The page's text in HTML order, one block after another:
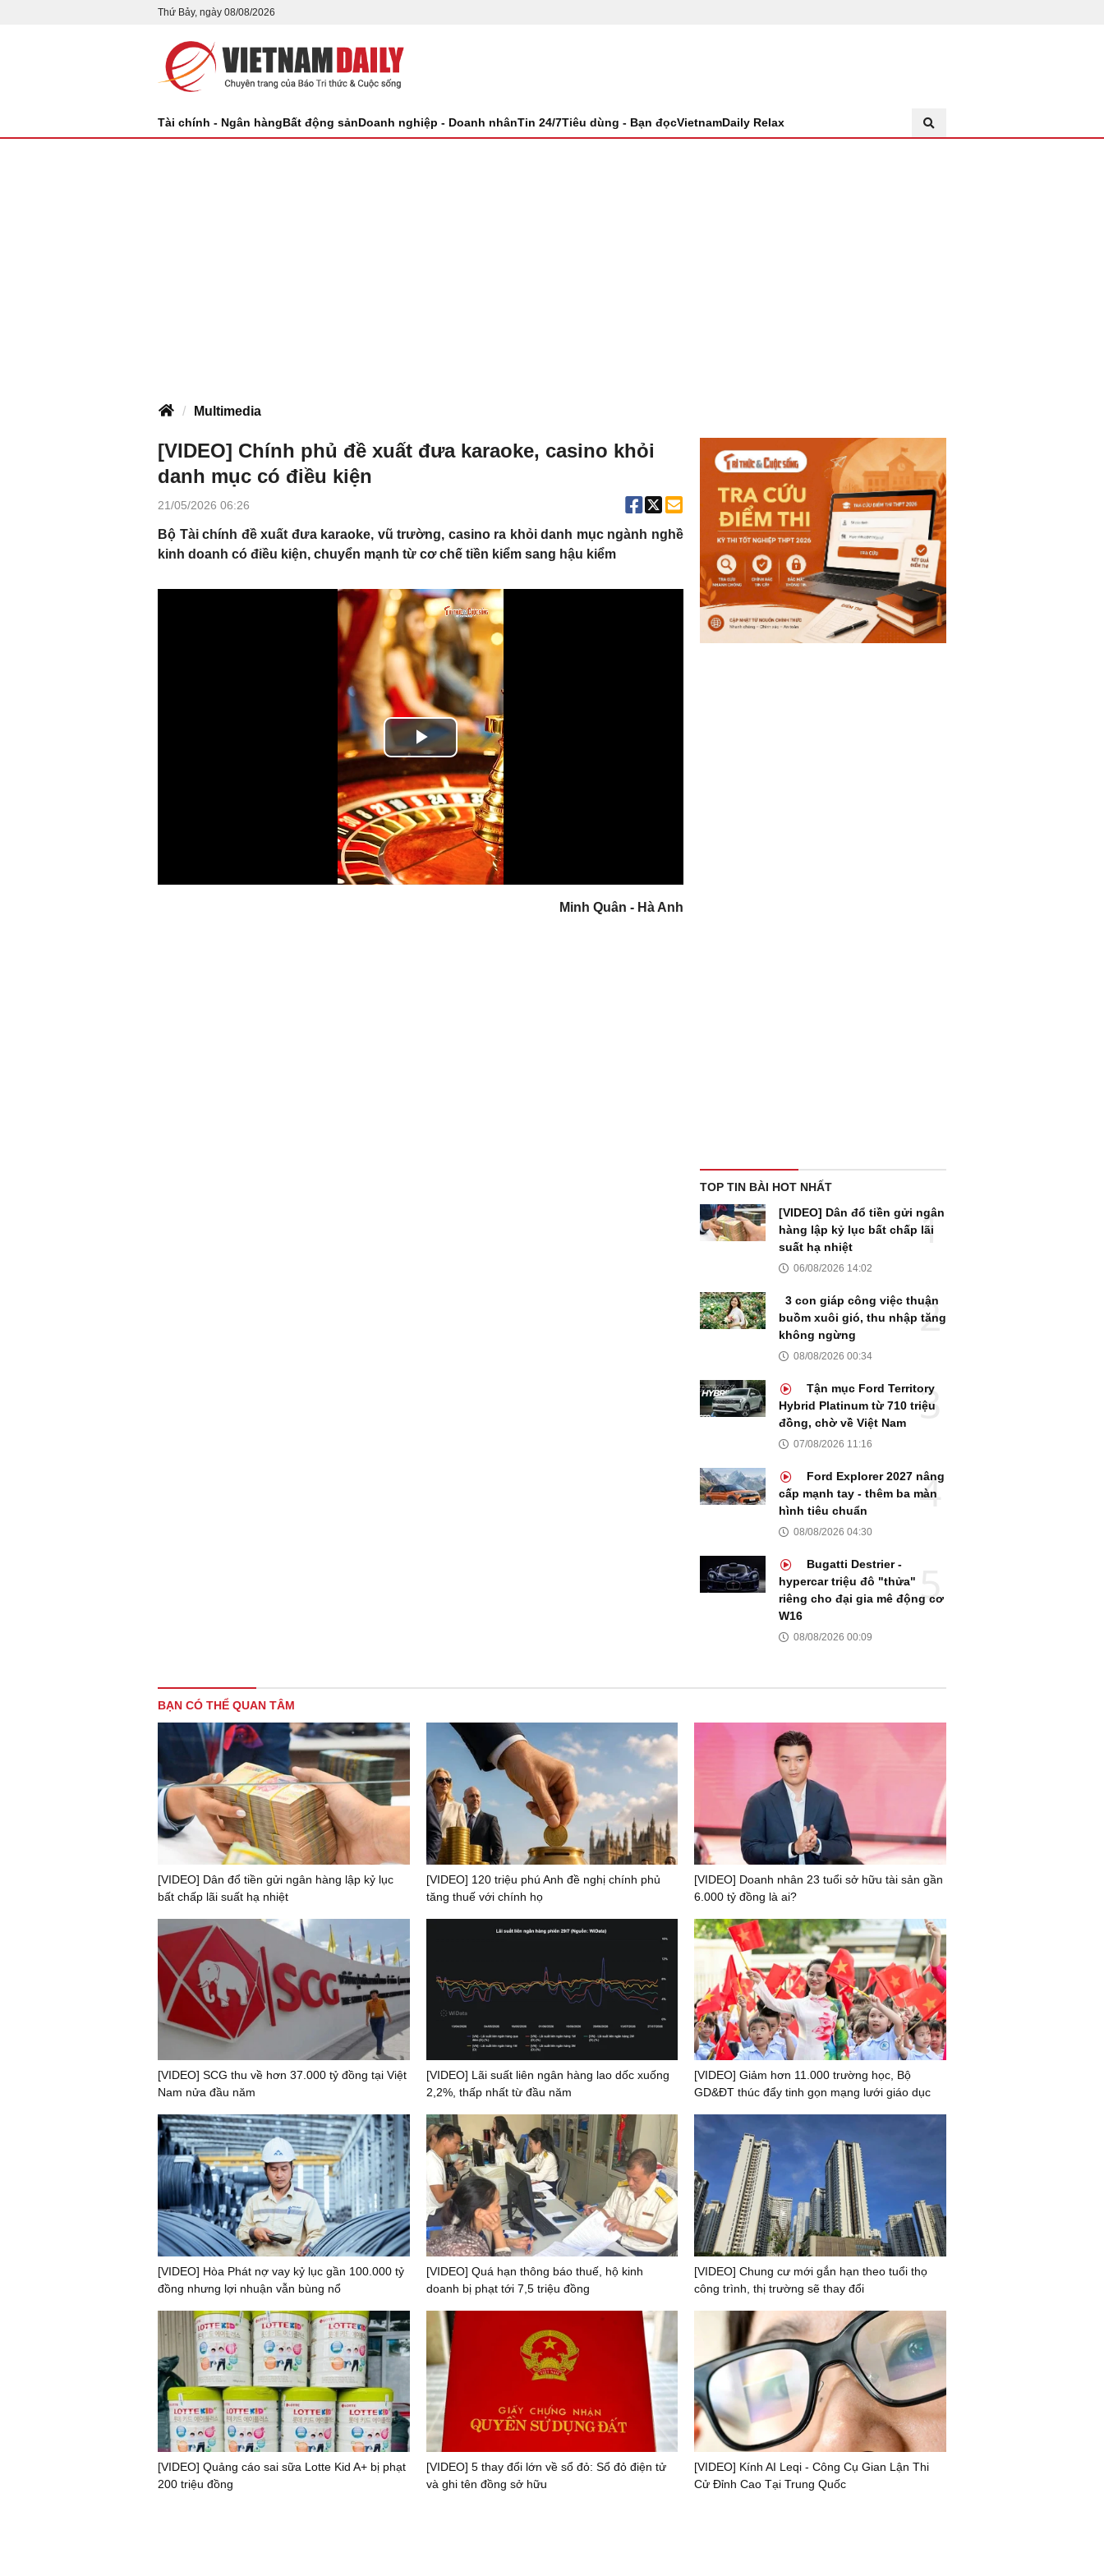
Thứ Bảy, ngày 08/08/2026
Tài chính - Ngân hàngBất động sảnDoanh nghiệp - Doanh nhânTin 24/7Tiêu dùng - Bạn đọcVietnamDaily Relax
Multimedia
[VIDEO] Chính phủ đề xuất đưa karaoke, casino khỏi
danh mục có điều kiện
21/05/2026 06:26
Bộ Tài chính đề xuất đưa karaoke, vũ trường, casino ra khỏi danh mục ngành nghề
kinh doanh có điều kiện, chuyển mạnh từ cơ chế tiền kiểm sang hậu kiểm
Play
Video
Minh Quân - Hà Anh
TOP TIN BÀI HOT NHẤT
[VIDEO] Dân đổ tiền gửi ngân
hàng lập kỷ lục bất chấp lãi
suất hạ nhiệt
06/08/2026 14:02
3 con giáp công việc thuận
buồm xuôi gió, thu nhập tăng
không ngừng
08/08/2026 00:34
Tận mục Ford Territory
Hybrid Platinum từ 710 triệu
đồng, chờ về Việt Nam
07/08/2026 11:16
Ford Explorer 2027 nâng
cấp mạnh tay - thêm ba màn
hình tiêu chuẩn
08/08/2026 04:30
Bugatti Destrier -
hypercar triệu đô "thửa"
riêng cho đại gia mê động cơ
W16
08/08/2026 00:09
BẠN CÓ THỂ QUAN TÂM
[VIDEO] Dân đổ tiền gửi ngân hàng lập kỷ lục
bất chấp lãi suất hạ nhiệt
[VIDEO] 120 triệu phú Anh đề nghị chính phủ
tăng thuế với chính họ
[VIDEO] Doanh nhân 23 tuổi sở hữu tài sản gần
6.000 tỷ đồng là ai?
[VIDEO] SCG thu về hơn 37.000 tỷ đồng tại Việt
Nam nửa đầu năm
[VIDEO] Lãi suất liên ngân hàng lao dốc xuống
2,2%, thấp nhất từ đầu năm
[VIDEO] Giảm hơn 11.000 trường học, Bộ
GD&ĐT thúc đẩy tinh gọn mạng lưới giáo dục
[VIDEO] Hòa Phát nợ vay kỷ lục gần 100.000 tỷ
đồng nhưng lợi nhuận vẫn bùng nổ
[VIDEO] Quá hạn thông báo thuế, hộ kinh
doanh bị phạt tới 7,5 triệu đồng
[VIDEO] Chung cư mới gắn hạn theo tuổi thọ
công trình, thị trường sẽ thay đổi
[VIDEO] Quảng cáo sai sữa Lotte Kid A+ bị phạt
200 triệu đồng
[VIDEO] 5 thay đổi lớn về sổ đỏ: Sổ đỏ điện tử
và ghi tên đồng sở hữu
[VIDEO] Kính AI Leqi - Công Cụ Gian Lận Thi
Cử Đỉnh Cao Tại Trung Quốc